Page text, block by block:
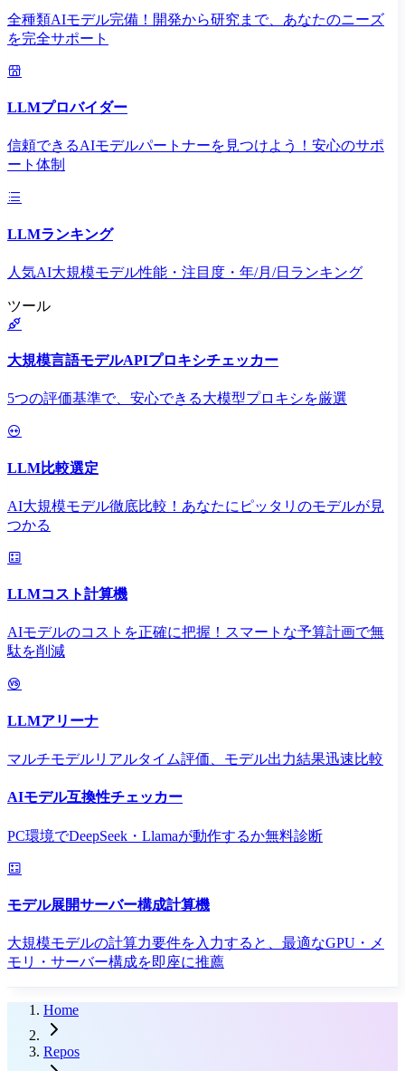
全種類AIモデル完備！開発から研究まで、あなたのニーズ
を完全サポート
LLMプロバイダー
信頼できるAIモデルパートナーを見つけよう！安心のサポ
ート体制
LLMランキング
人気AI大規模モデル性能・注目度・年/月/日ランキング
ツール
大規模言語モデルAPIプロキシチェッカー
5つの評価基準で、安心できる大模型プロキシを厳選
LLM比較選定
AI大規模モデル徹底比較！あなたにピッタリのモデルが見
つかる
LLMコスト計算機
AIモデルのコストを正確に把握！スマートな予算計画で無
駄を削減
LLMアリーナ
マルチモデルリアルタイム評価、モデル出力結果迅速比較
AIモデル互換性チェッカー
PC環境でDeepSeek・Llamaが動作するか無料診断
モデル展開サーバー構成計算機
大規模モデルの計算力要件を入力すると、最適なGPU・メ
モリ・サーバー構成を即座に推薦
Home
Repos